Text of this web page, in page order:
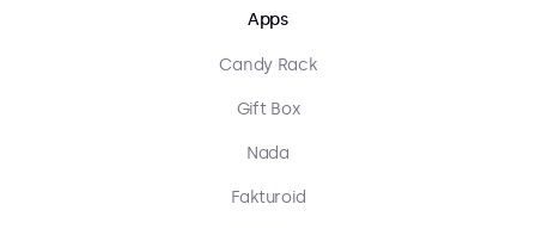
Apps
Candy Rack
Gift Box
Nada
Fakturoid